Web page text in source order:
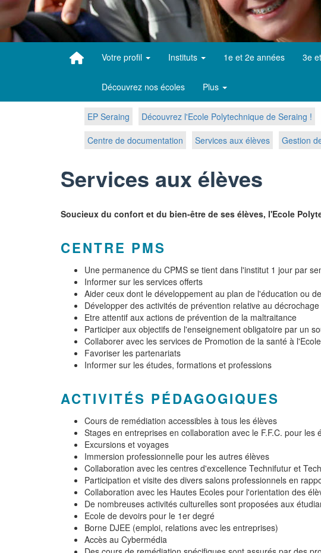
Votre profil Instituts 1e et 2e années 3e
Découvrez nos écoles Plus
EP Seraing Découvrez l'Ecole Polytechnique de Seraing !
Centre de documentation
Services aux élèves Gestion
Services aux élèves
Soucieux du confort et du bien-être de ses élèves, l'Ecole
CENTRE PMS
Une permanence du CPMS se tient dans l'institut 1 jour par
Informer sur les services offerts
Aider ceux dont le développement au plan de l'éducation ou
Développer des activités de prévention relative au
Etre attentif aux actions de prévention de la maltraitance
Participer aux objectifs de l'enseignement obligatoire par un
Collaborer avec les services de Promotion de la santé à
Favoriser les partenariats
Informer sur les études, formations et professions
ACTIVITÉS PÉDAGOGIQUES
Cours de remédiation accessibles à tous les élèves
Stages en entreprises en collaboration avec le F.F.C. pour
Excursions et voyages
Immersion professionnelle pour les autres élèves
Collaboration avec les centres d'excellence Technifutur et
Participation et visite des divers salons professionnels en
Collaboration avec les Hautes Ecoles pour l'orientation des
De nombreuses activités culturelles sont proposées aux
Ecole de devoirs pour le 1er degré
Borne DJEE (emploi, relations avec les entreprises)
Accès au Cybermédia